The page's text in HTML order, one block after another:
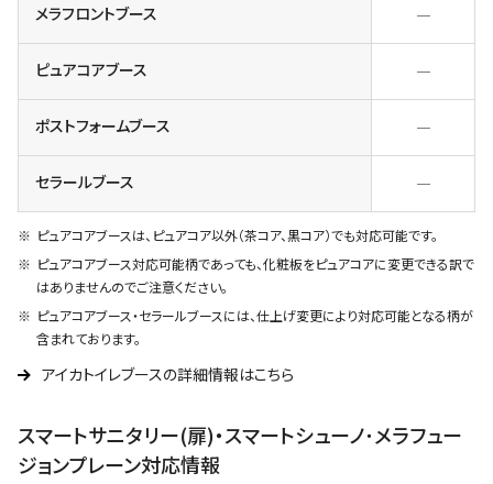
メラフロントブース ―
ピュアコアブース ―
ポストフォームブース ―
セラールブース ―
ピュアコアブースは、ピュアコア以外（茶コア、黒コア）でも対応可能です。
ピュアコアブース対応可能柄であっても、化粧板をピュアコアに変更できる訳で
はありませんのでご注意ください。
ピュアコアブース・セラールブースには、仕上げ変更により対応可能となる柄が
含まれております。
アイカトイレブースの詳細情報はこちら
スマートサニタリー(扉)・スマートシューノ･メラフュー
ジョンプレーン対応情報